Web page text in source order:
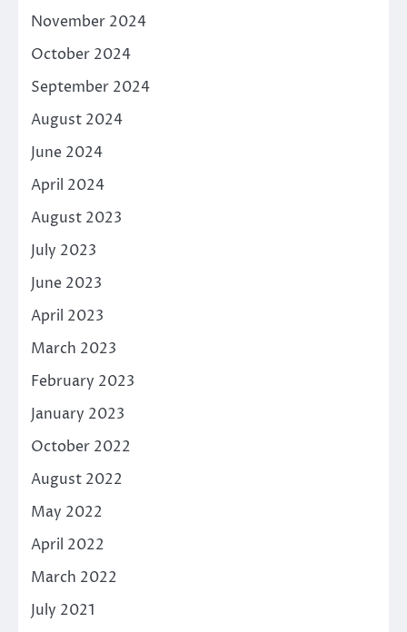
November 2024
October 2024
September 2024
August 2024
June 2024
April 2024
August 2023
July 2023
June 2023
April 2023
March 2023
February 2023
January 2023
October 2022
August 2022
May 2022
April 2022
March 2022
July 2021